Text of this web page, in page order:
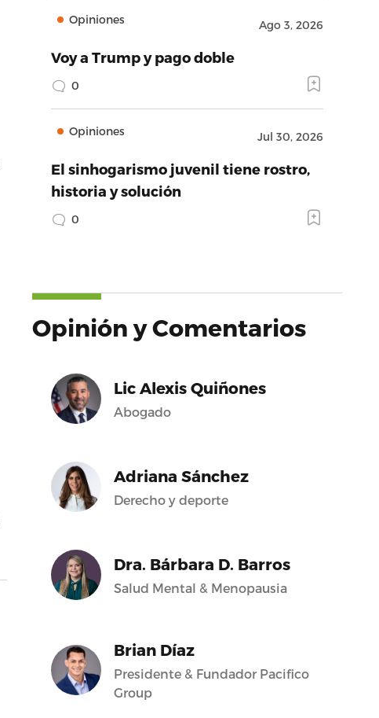
Opiniones Ago 3, 2026
Voy a Trump y pago doble
0
Opiniones Jul 30, 2026
El sinhogarismo juvenil tiene rostro,
historia y solución
0
Opinión y Comentarios
Lic Alexis Quiñones
Abogado
Adriana Sánchez
Derecho y deporte
Dra. Bárbara D. Barros
Salud Mental & Menopausia
Brian Díaz
Presidente & Fundador Pacifico
Group